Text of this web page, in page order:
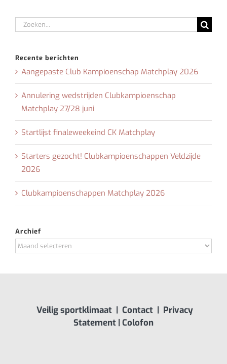
Zoeken
naar:
Recente berichten
Aangepaste Club Kampioenschap Matchplay 2026
Annulering wedstrijden Clubkampioenschap
Matchplay 27/28 juni
Startlijst finaleweekeind CK Matchplay
Starters gezocht! Clubkampioenschappen Veldzijde
2026
Clubkampioenschappen Matchplay 2026
Archief
Archief
Veilig sportklimaat| Contact| Privacy
Statement | Colofon